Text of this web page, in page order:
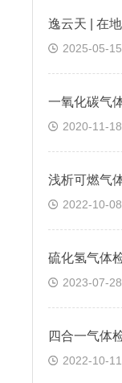
2025-05-15
2020-11-18
浅析可燃气
2022-10-08
硫化氢气体
2023-07-28
四合一气体
2022-10-11